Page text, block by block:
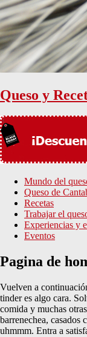
Queso y
Mundo del
Queso de
Recetas
Trabajar el
Experiencias y
Eventos
Pagina de
Vuelven a
tinder es algo cara.
comida y muchas
barrenechea, casados
uhmmm. Entra a